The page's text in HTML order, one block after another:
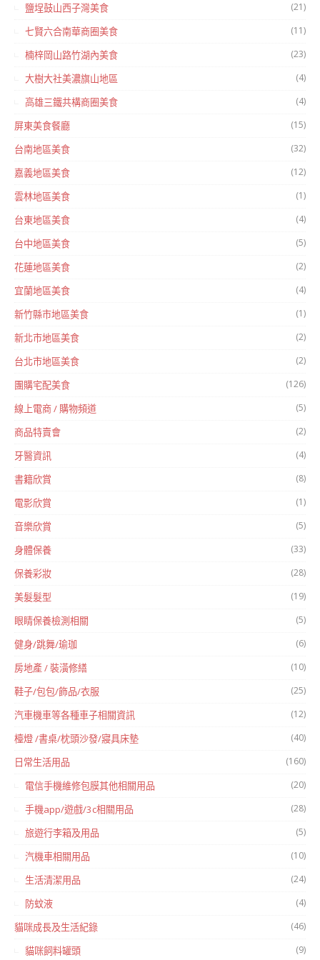
鹽埕鼓山西子灣美食 (21)
七賢六合南華商圈美食 (11)
楠梓岡山路竹湖內美食 (23)
大樹大社美濃旗山地區 (4)
高雄三鐵共構商圈美食 (4)
屏東美食餐廳 (15)
台南地區美食 (32)
嘉義地區美食 (12)
雲林地區美食 (1)
台東地區美食 (4)
台中地區美食 (5)
花蓮地區美食 (2)
宜蘭地區美食 (4)
新竹縣市地區美食 (1)
新北市地區美食 (2)
台北市地區美食 (2)
團購宅配美食 (126)
線上電商 / 購物頻道 (5)
商品特賣會 (2)
牙醫資訊 (4)
書籍欣賞 (8)
電影欣賞 (1)
音樂欣賞 (5)
身體保養 (33)
保養彩妝 (28)
美髮髮型 (19)
眼睛保養檢測相關 (5)
健身/跳舞/瑜珈 (6)
房地產 / 裝潢修繕 (10)
鞋子/包包/飾品/衣服 (25)
汽車機車等各種車子相關資訊 (12)
檯燈 /書桌/枕頭沙發/寢具床墊 (40)
日常生活用品 (160)
電信手機維修包膜其他相關用品 (20)
手機app/遊戲/3c相關用品 (28)
旅遊行李箱及用品 (5)
汽機車相關用品 (10)
生活清潔用品 (24)
防蚊液 (4)
貓咪成長及生活紀錄 (46)
貓咪飼料罐頭 (9)